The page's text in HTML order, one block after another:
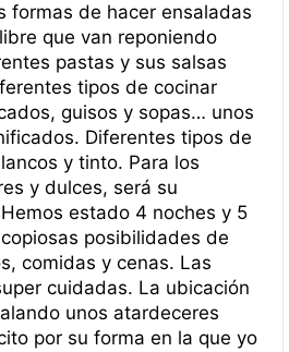
formas de hacer ensaladas
que van reponiendo
pastas y sus salsas
tipos de cocinar
guisos y sopas… unos
Diferentes tipos de
y tinto. Para los
y dulces, será su
estado 4 noches y 5
posibilidades de
comidas y cenas. Las
cuidadas. La ubicación
unos atardeceres
por su forma en la que yo